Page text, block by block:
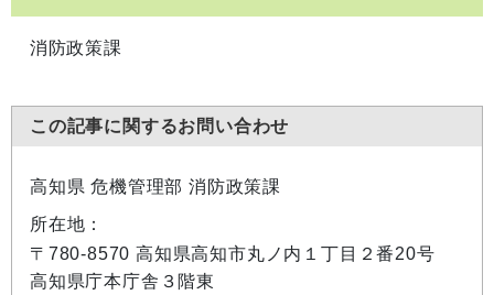
消防政策課
この記事に関するお問い合わせ
高知県 危機管理部 消防政策課
所在地：
〒780-8570 高知県高知市丸ノ内１丁目２番20号
高知県庁本庁舎３階東